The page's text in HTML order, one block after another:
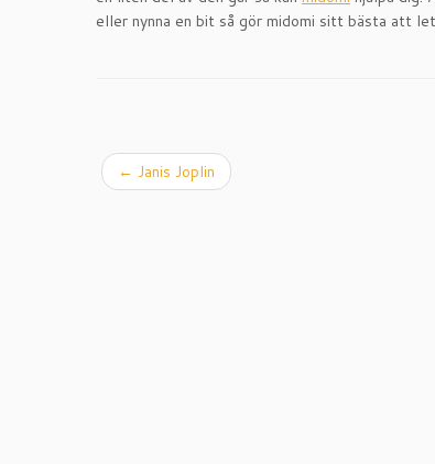
eller nynna en bit så gör midomi sitt bästa att
← Janis Joplin